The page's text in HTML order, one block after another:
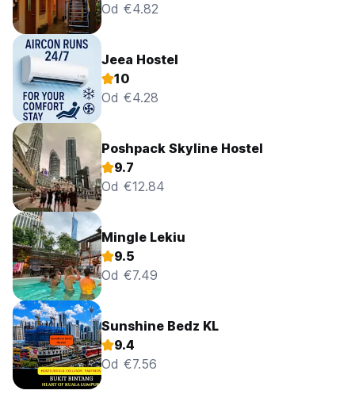
Od €4.82
Jeea Hostel
10
Od €4.28
Poshpack Skyline Hostel
9.7
Od €12.84
Mingle Lekiu
9.5
Od €7.49
Sunshine Bedz KL
9.4
Od €7.56